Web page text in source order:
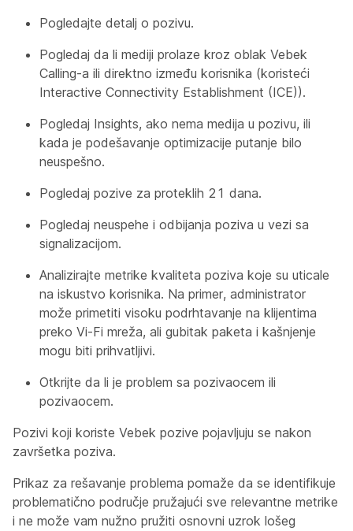
Pogledajte detalj o pozivu.
Pogledaj da li mediji prolaze kroz oblak Vebek
Calling-a ili direktno između korisnika (koristeći
Interactive Connectivity Establishment (ICE)).
Pogledaj Insights, ako nema medija u pozivu, ili
kada je podešavanje optimizacije putanje bilo
neuspešno.
Pogledaj pozive za proteklih 21 dana.
Pogledaj neuspehe i odbijanja poziva u vezi sa
signalizacijom.
Analizirajte metrike kvaliteta poziva koje su uticale
na iskustvo korisnika. Na primer, administrator
može primetiti visoku podrhtavanje na klijentima
preko Vi-Fi mreža, ali gubitak paketa i kašnjenje
mogu biti prihvatljivi.
Otkrijte da li je problem sa pozivaocem ili
pozivaocem.
Pozivi koji koriste Vebek pozive pojavljuju se nakon
završetka poziva.
Prikaz za rešavanje problema pomaže da se identifikuje
problematično područje pružajući sve relevantne metrike
i ne može vam nužno pružiti osnovni uzrok lošeg